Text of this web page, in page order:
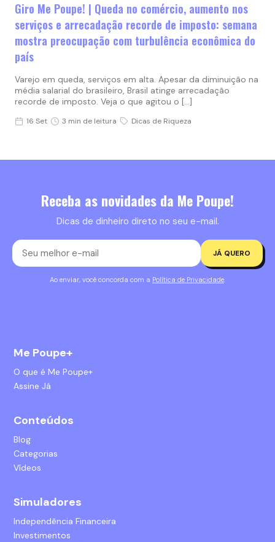
Giro Me Poupe! | Queda no comércio, aumento nos
serviços e arrecadação recorde de imposto: semana
mostra preocupação com turbulência econômica do
país
Varejo em queda, serviços em alta. Apesar da diminuição na
média salarial do brasileiro, Brasil atinge arrecadação
recorde de imposto. Veja o que agitou o […]
16 Set 3 min de leitura Dicas de Riqueza
Receba as novidades da Me Poupe!
Dicas de dinheiro direto no seu e-mail.
JÁ QUERO
Ao enviar, você concorda com a Política de Privacidade.
Me Poupe+
O que é Me Poupe+
Assine Já
Conteúdos
Blog
Categorias
Vídeos
Simuladores
Independência Financeira
Investimentos